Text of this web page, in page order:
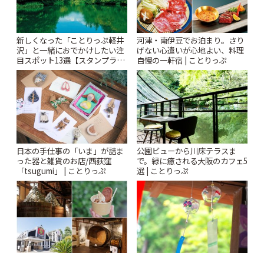
新しくなった「ことりっぷ軽井
沢」と一緒におでかけしたい注
目スポット13選【スタンプラリ
ー開催中】 | ことりっぷ
河津・南伊豆でお泊まり。さり
げない心遣いが心地よい、料理
自慢の一軒宿 | ことりっぷ
日本の手仕事の「いま」が詰ま
った器と雑貨のお店/西荻窪
「tsugumi」 | ことりっぷ
公園ビューから川床テラスま
で。緑に癒される大阪のカフェ5
選 | ことりっぷ